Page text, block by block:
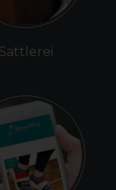
Sattlerei